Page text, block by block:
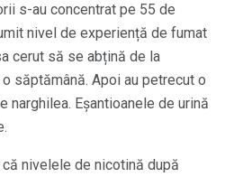
s-au concentrat pe 55 de
nivel de experiență de fumat
cerut să se abțină de la
săptămână. Apoi au petrecut o
narghilea. Eșantioanele de urină
nivelele de nicotină după